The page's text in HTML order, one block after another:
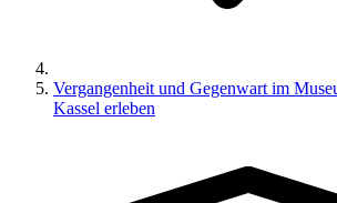
Vergangenheit und Gegenwart im
Kassel erleben